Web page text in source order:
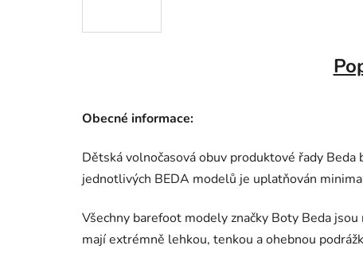
Obecné informace:
Dětská volnočasová obuv produktové řady
jednotlivých BEDA modelů je uplatňován
Všechny barefoot modely značky Boty Beda
mají extrémně lehkou, tenkou a ohebnou